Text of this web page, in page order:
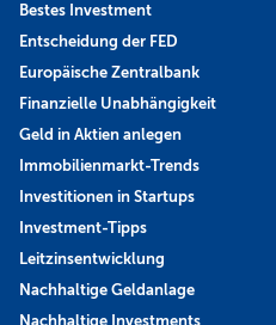
Bestes Investment
Entscheidung der FED
Europäische Zentralbank
Finanzielle Unabhängigkeit
Geld in Aktien anlegen
Immobilienmarkt-Trends
Investitionen in Startups
Investment-Tipps
Leitzinsentwicklung
Nachhaltige Geldanlage
Nachhaltige Investments